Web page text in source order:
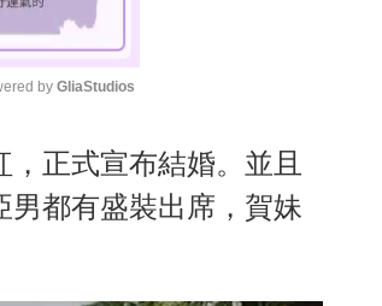
M
t
by GliaStudios
正式宣布結婚。並且
都有盛裝出席，賀妹